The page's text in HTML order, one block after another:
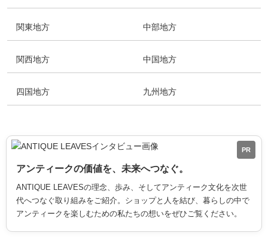
関東地方 中部地方
関西地方 中国地方
四国地方 九州地方
PR
アンティークの価値を、未来へつなぐ。
ANTIQUE LEAVESの理念、歩み、そしてアンティーク文化を次世
代へつなぐ取り組みをご紹介。ショップと人を結び、暮らしの中で
アンティークを楽しむための私たちの想いをぜひご覧ください。